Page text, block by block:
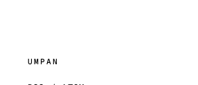
UMPAN